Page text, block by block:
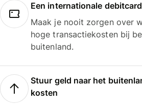
Een internationale debitcard
Maak je nooit zorgen over
hoge transactiekosten bij
buitenland.
Stuur geld naar het
kosten